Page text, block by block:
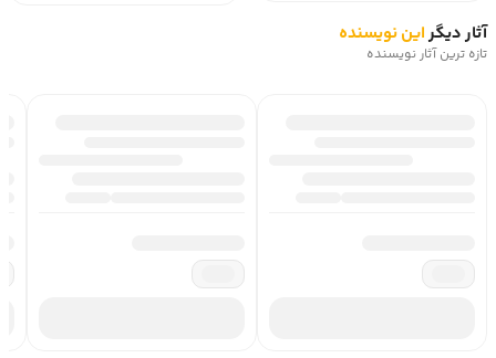
آثار دیگراین نویسنده
تازه ترین آثار نویسنده